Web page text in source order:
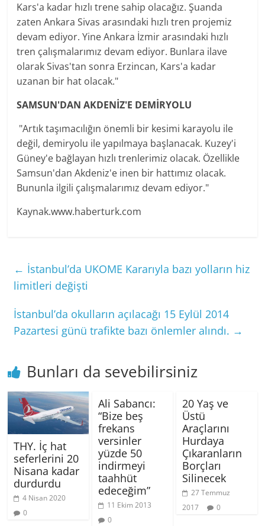
Kars'a kadar hızlı trene sahip olacağız. Şuanda
zaten Ankara Sivas arasındaki hızlı tren projemiz
devam ediyor. Yine Ankara İzmir arasındaki hızlı
tren çalışmalarımız devam ediyor. Bunlara ilave
olarak Sivas'tan sonra Erzincan, Kars'a kadar
uzanan bir hat olacak."
SAMSUN'DAN AKDENİZ'E DEMİRYOLU
"Artık taşımacılığın önemli bir kesimi karayolu ile
değil, demiryolu ile yapılmaya başlanacak. Kuzey'i
Güney'e bağlayan hızlı trenlerimiz olacak. Özellikle
Samsun'dan Akdeniz'e inen bir hattımız olacak.
Bununla ilgili çalışmalarımız devam ediyor."
Kaynak.www.haberturk.com
← İstanbul’da UKOME Kararıyla bazı yolların hiz
limitleri değişti
İstanbul’da okulların açılacağı 15 Eylül 2014
Pazartesi günü trafikte bazı önlemler alındı. →
Bunları da sevebilirsiniz
THY. İç hat
seferlerini 20
Nisana kadar
durdurdu
4 Nisan 2020
0
Ali Sabancı:
“Bize beş
frekans
versinler
yüzde 50
indirmeyi
taahhüt
edeceğim”
11 Ekim 2013
0
20 Yaş ve
Üstü
Araçlarını
Hurdaya
Çıkaranların
Borçları
Silinecek
27 Temmuz
2017
0